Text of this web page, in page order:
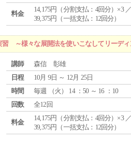
料金
14,175円（分割支払：4回分）×3
39,375円（一括支払：12回分）
～様々な展開法を使いこなしてリーディ
講師
森信 彰雄
日程
10月 9日 ～ 12月 25日
時間
毎週 （火 ） 14 ：50 ～ 16 ：10
回数
全12回
料金
14,175円（分割支払：4回分）×3
39,375円（一括支払：12回分）